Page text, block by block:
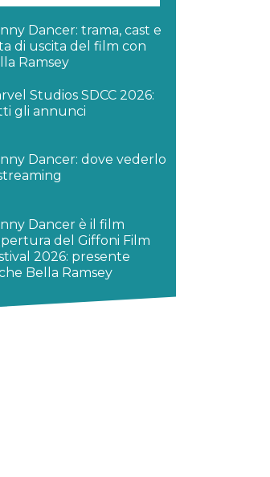
Dancer: trama, cast e
di uscita del film con
Ramsey
Studios SDCC 2026:
gli annunci
Dancer: dove vederlo
Dancer è il film
del Giffoni Film
2026: presente
Bella Ramsey